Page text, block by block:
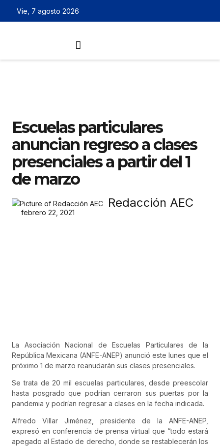
Vie, 7 agosto 2026
Escuelas particulares
anuncian regreso a clases
presenciales a partir del 1
de marzo
Redacción AEC
febrero 22, 2021
La Asociación Nacional de Escuelas Particulares de la
República Mexicana (ANFE-ANEP) anunció este lunes que el
próximo 1 de marzo reanudarán sus clases presenciales.
Se trata de 20 mil escuelas particulares, desde preescolar
hasta posgrado que podrían cerraron sus puertas por la
pandemia y podrían regresar a clases en la fecha indicada.
Alfredo Villar Jiménez, presidente de la ANFE-ANEP,
expresó en conferencia de prensa virtual que “todo estará
apegado al Estado de derecho, donde se restablecerán los